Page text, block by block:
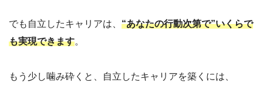
でも自立したキャリアは、 “あなたの行動次第で”いくらで
も実現できます。
もう少し噛み砕くと、自立したキャリアを築くには、